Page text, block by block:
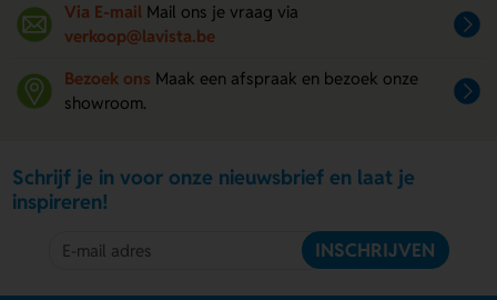
Via E-mail Mail ons je vraag via
verkoop@lavista.be
Bezoek ons Maak een afspraak en bezoek onze
showroom.
Schrijf je in voor onze nieuwsbrief en laat je
inspireren!
INSCHRIJVEN